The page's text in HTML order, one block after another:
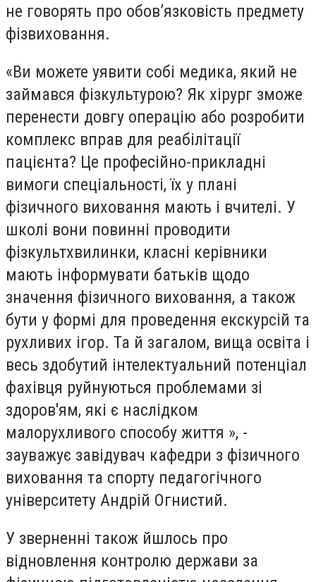
не говорять про обов’язковість предмету
фізвиховання.
«Ви можете уявити собі медика, який не
займався фізкультурою? Як хірург зможе
перенести довгу операцію або розробити
комплекс вправ для реабілітації
пацієнта? Це професійно-прикладні
вимоги спеціальності, їх у плані
фізичного виховання мають і вчителі. У
школі вони повинні проводити
фізкультхвилинки, класні керівники
мають інформувати батьків щодо
значення фізичного виховання, а також
бути у формі для проведення екскурсій та
рухливих ігор. Та й загалом, вища освіта і
весь здобутий інтелектуальний потенціал
фахівця руйнуються проблемами зі
здоров'ям, які є наслідком
малорухливого способу життя », -
зауважує завідувач кафедри з фізичного
виховання та спорту педагогічного
університету Андрій Огнистий.
У зверненні також йшлось про
відновлення контролю держави за